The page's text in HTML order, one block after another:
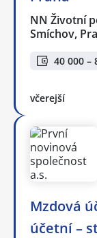
NN Životní
Smíchov,
40 000 –
včerejší
Mzdová
účetní –